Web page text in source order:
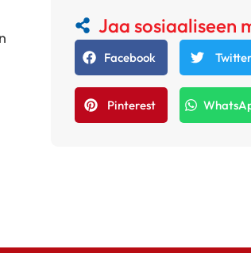
Jaa sosiaaliseen
Facebook Twitter
Pinterest